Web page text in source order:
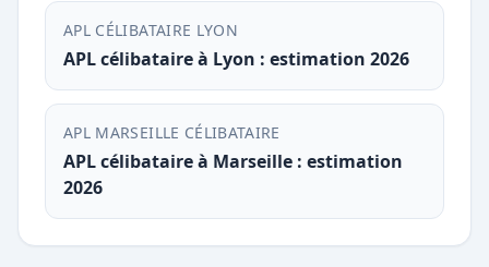
APL CÉLIBATAIRE LYON
APL célibataire à Lyon : estimation 2026
APL MARSEILLE CÉLIBATAIRE
APL célibataire à Marseille : estimation
2026